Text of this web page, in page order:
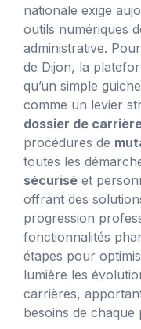
nationale exige
outils numériques
administrative.
de Dijon, la
qu’un simple
comme un levier
dossier de
procédures de
toutes les
sécurisé et
offrant des
progression
fonctionnalités
étapes pour
lumière les
carrières,
besoins de chaque